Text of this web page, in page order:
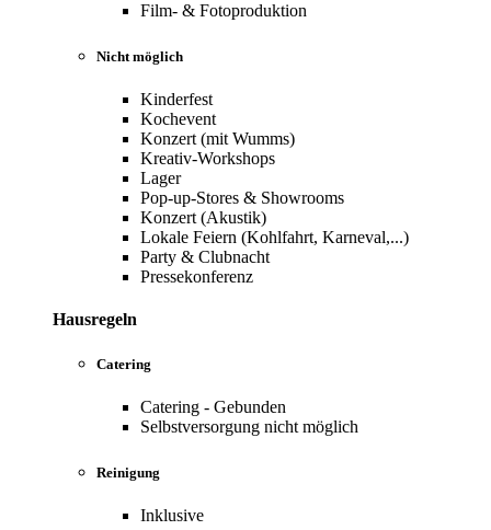
Film- & Fotoproduktion
Nicht möglich
Kinderfest
Kochevent
Konzert (mit Wumms)
Kreativ-Workshops
Lager
Pop-up-Stores & Showrooms
Konzert (Akustik)
Lokale Feiern (Kohlfahrt, Karneval,...)
Party & Clubnacht
Pressekonferenz
Hausregeln
Catering
Catering - Gebunden
Selbstversorgung nicht möglich
Reinigung
Inklusive